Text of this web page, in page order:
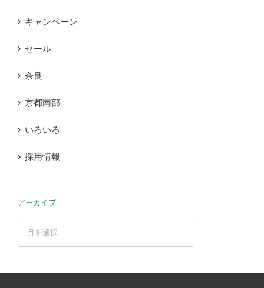
キャンペーン
セール
奈良
京都南部
いろいろ
採用情報
アーカイブ